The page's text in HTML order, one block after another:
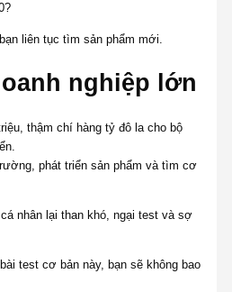
liên tục tìm sản phẩm mới.
nghiệp lớn
thậm chí hàng tỷ đô la cho bộ
phát triển sản phẩm và tìm cơ
nhân lại than khó, ngại test và sợ
test cơ bản này, bạn sẽ không bao